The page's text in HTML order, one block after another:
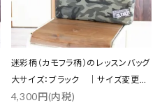
迷彩柄（カモフラ柄）のレッスンバッグ
大サイズ：ブラック ｜サイズ変更対
応
4,300円(内税)